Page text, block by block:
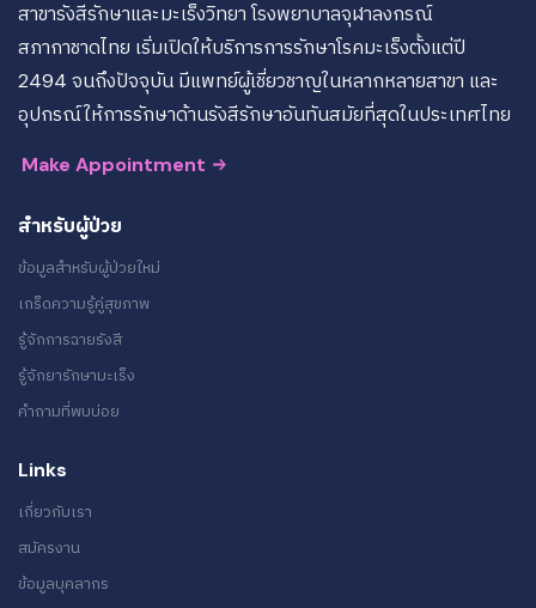
สาขารังสีรักษาและมะเร็งวิทยา โรงพยาบาลจุฬาลงกรณ์
สภากาชาดไทย เริ่มเปิดให้บริการการรักษาโรคมะเร็งตั้งแต่ปี
2494 จนถึงปัจจุบัน มีแพทย์ผู้เชี่ยวชาญในหลากหลายสาขา และ
อุปกรณ์ให้การรักษาด้านรังสีรักษาอันทันสมัยที่สุดในประเทศไทย
Make Appointment
สำหรับผู้ป่วย
ข้อมูลสำหรับผู้ป่วยใหม่
เกร็ดความรู้คู่สุขภาพ
รู้จักการฉายรังสี
รู้จักยารักษามะเร็ง
คำถามที่พบบ่อย
Links
เกี่ยวกับเรา
สมัครงาน
ข้อมูลบุคลากร